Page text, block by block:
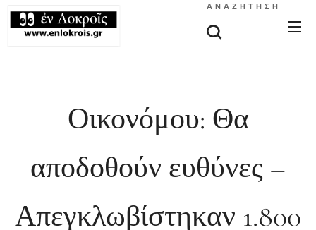
ΑΝΑΖΉΤΗΣΗ
Οικονόμου: Θα
αποδοθούν ευθύνες –
Απεγκλωβίστηκαν 1.800